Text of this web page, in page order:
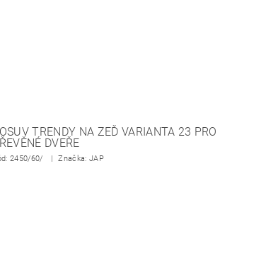
TRENDY NA ZEĎ VARIANTA 23 PRO
DVEŘE
2450/60/ Značka: JAP